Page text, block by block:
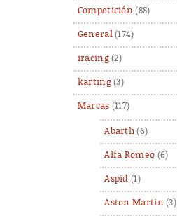
Competición (88)
General(174)
iracing(2)
karting(3)
Marcas (117)
Abarth (6)
Alfa Romeo (6)
Aspid (1)
Aston Martin (3)